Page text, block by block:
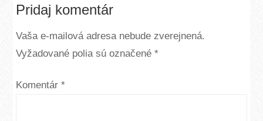
Pridaj komentár
Vaša e-mailová adresa nebude zverejnená.
Vyžadované polia sú označené*
Komentár*